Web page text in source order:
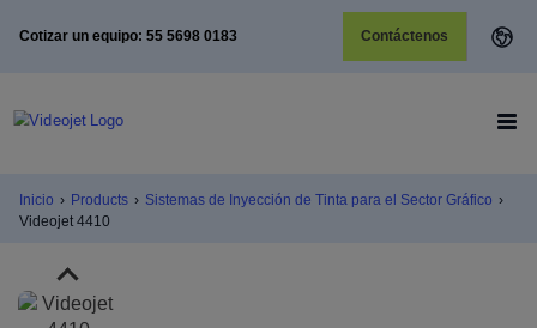
Cotizar un equipo: 55 5698 0183 Contáctenos
Inicio › Products › Sistemas de Inyección de Tinta para el Sector Gráfico ›
Videojet 4410